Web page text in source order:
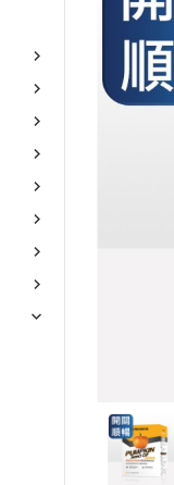
素食
輕熟齡
樂齡養生